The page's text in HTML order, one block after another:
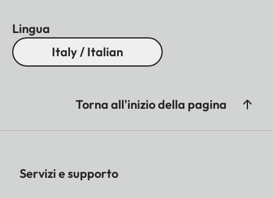
Lingua
Italy / Italian
Torna all'inizio della pagina
Servizi e supporto